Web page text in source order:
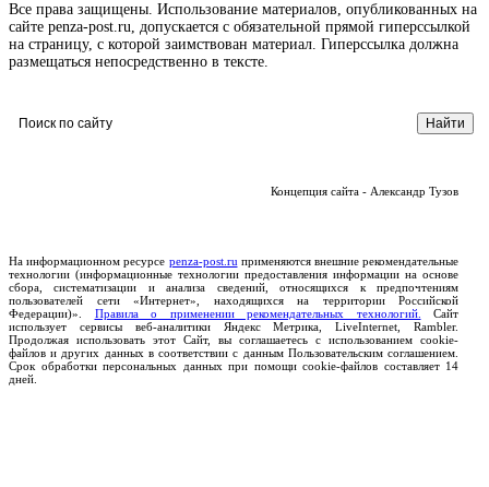
Все права защищены. Использование материалов, опубликованных на
сайте penza-post.ru, допускается с обязательной прямой гиперссылкой
на страницу, с которой заимствован материал. Гиперссылка должна
размещаться непосредственно в тексте.
Концепция сайта - Александр Тузов
На информационном ресурсе penza-post.ru применяются внешние рекомендательные
технологии (информационные технологии предоставления информации на основе
сбора, систематизации и анализа сведений, относящихся к предпочтениям
пользователей сети «Интернет», находящихся на территории Российской
Федерации)». Правила о применении рекомендательных технологий.
Сайт
использует сервисы веб-аналитики Яндекс Метрика, LiveInternet, Rambler.
Продолжая использовать этот Сайт, вы соглашаетесь с использованием cookie-
файлов и других данных в соответствии с данным Пользовательским соглашением.
Срок обработки персональных данных при помощи cookie-файлов составляет 14
дней.